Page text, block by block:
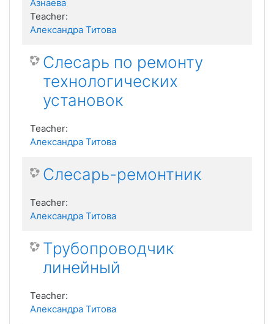
Азнаева
Teacher:
Александра Титова
Слесарь по ремонту
технологических
установок
Teacher:
Александра Титова
Слесарь-ремонтник
Teacher:
Александра Титова
Трубопроводчик
линейный
Teacher:
Александра Титова